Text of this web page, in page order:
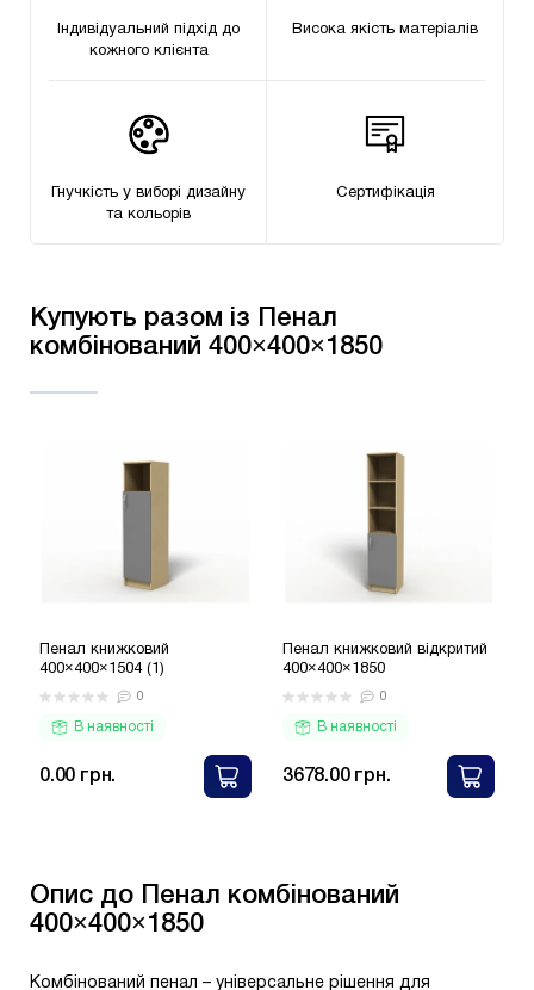
Індивідуальний підхід до
кожного клієнта
Висока якість матеріалів
Гнучкість у виборі дизайну
та кольорів
Сертифікацiя
Купують разом із Пенал
комбінований 400×400×1850
Пенал книжковий
400×400×1504 (1)
0
В наявності
0.00 грн.
Пенал книжковий відкритий
400×400×1850
0
В наявності
3678.00 грн.
Опис до Пенал комбінований
400×400×1850
Комбінований пенал – універсальне рішення для